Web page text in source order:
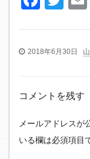
2018年6月30日
コメントを残す
メールアドレスが
いる欄は必須項目